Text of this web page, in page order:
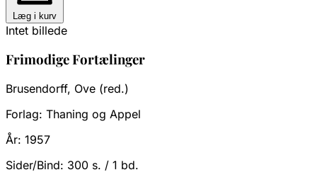
Læg i kurv
Intet billede
Frimodige Fortælinger
Brusendorff, Ove (red.)
Forlag: Thaning og Appel
År: 1957
Sider/Bind: 300 s. / 1 bd.